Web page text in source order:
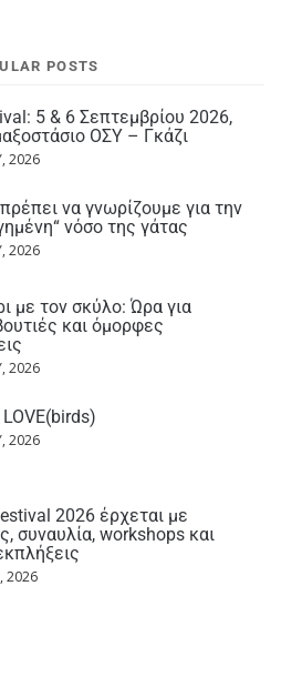
POSTS
5 & 6 Σεπτεμβρίου 2026,
ΟΣΥ – Γκάζι
2026
να γνωρίζουμε για την
νόσο της γάτας
2026
με τον σκύλο: Ώρα για
και όμορφες
2026
2026
2026 έρχεται με
συναυλία, workshops και
2026